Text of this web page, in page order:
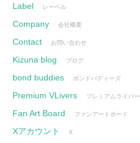
Label レーベル
Company 会社概要
Contact お問い合わせ
Kizuna blog ブログ
bond buddies ボンドバディーズ
Premium VLivers プレミアムライバー
Fan Art Board ファンアートボード
Xアカウント X